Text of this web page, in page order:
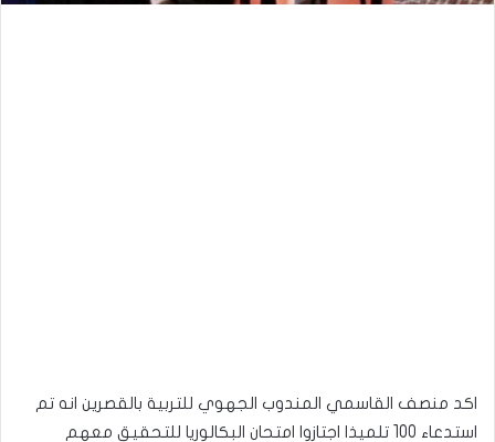
اكد منصف القاسمي المندوب الجهوي للتربية بالقصرين انه تم
استدعاء 100 تلميذا اجتازوا امتحان البكالوريا للتحقيق معهم